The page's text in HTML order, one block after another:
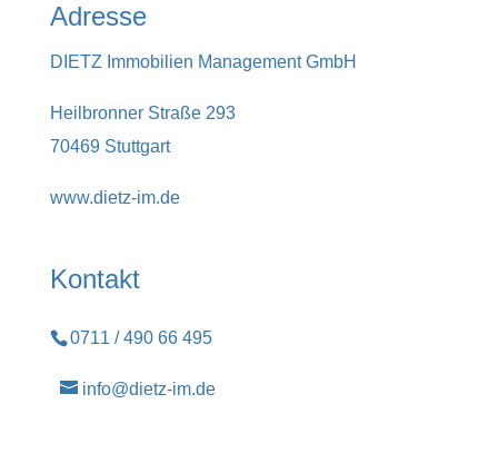
Adresse
DIETZ Immobilien Management GmbH
Heilbronner Straße 293
70469 Stuttgart
www.dietz-im.de
Kontakt
0711 / 490 66 495
info@dietz-im.de